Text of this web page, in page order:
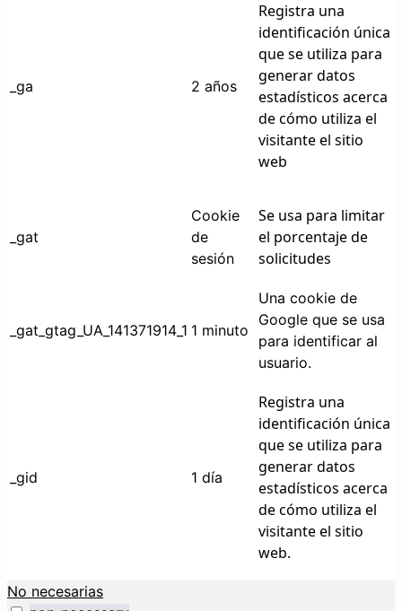
_ga 2 años
Registra una
identificación única
que se utiliza para
generar datos
estadísticos acerca
de cómo utiliza el
visitante el sitio
web
_gat
Cookie
de
sesión
Se usa para limitar
el porcentaje de
solicitudes
_gat_gtag_UA_141371914_1 1 minuto
Una cookie de
Google que se usa
para identificar al
usuario.
_gid 1 día
Registra una
identificación única
que se utiliza para
generar datos
estadísticos acerca
de cómo utiliza el
visitante el sitio
web.
No necesarias